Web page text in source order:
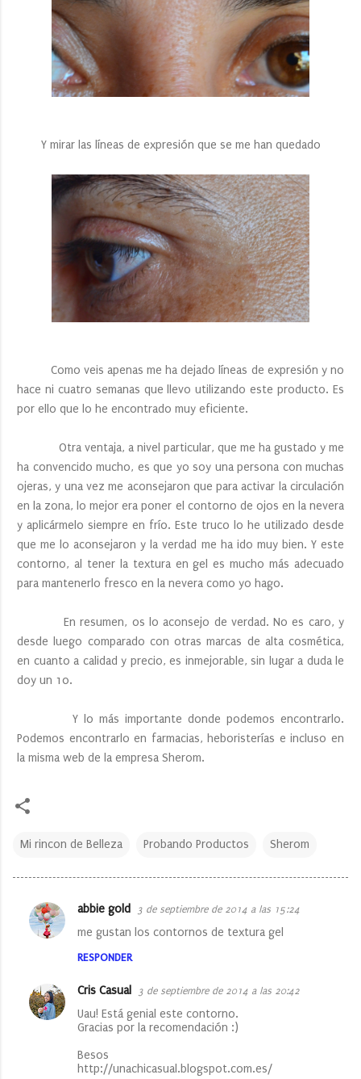
Y mirar las líneas de expresión que se me han quedado
Como veis apenas me ha dejado líneas de expresión y no
hace ni cuatro semanas que llevo utilizando este producto. Es
por ello que lo he encontrado muy eficiente.
Otra ventaja, a nivel particular, que me ha gustado y me
ha convencido mucho, es que yo soy una persona con muchas
ojeras, y una vez me aconsejaron que para activar la circulación
en la zona, lo mejor era poner el contorno de ojos en la nevera
y aplicármelo siempre en frío. Este truco lo he utilizado desde
que me lo aconsejaron y la verdad me ha ido muy bien. Y este
contorno, al tener la textura en gel es mucho más adecuado
para mantenerlo fresco en la nevera como yo hago.
En resumen, os lo aconsejo de verdad. No es caro, y
desde luego comparado con otras marcas de alta cosmética,
en cuanto a calidad y precio, es inmejorable, sin lugar a duda le
doy un 10.
Y lo más importante donde podemos encontrarlo.
Podemos encontrarlo en farmacias, heboristerías e incluso en
la misma web de la empresa Sherom.
Mi rincon de Belleza Probando Productos Sherom
C
e
n
abbie gold 3 de septiembre de 2014 a las 15:24
me gustan los contornos de textura gel
RESPONDER
Cris Casual 3 de septiembre de 2014 a las 20:42
Uau! Está genial este contorno.
Gracias por la recomendación :)
Besos
http://unachicasual.blogspot.com.es/